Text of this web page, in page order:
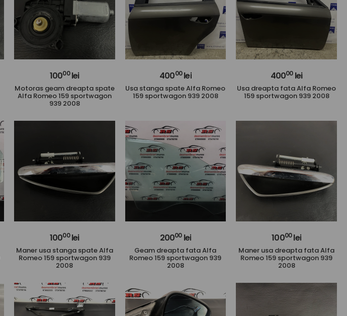
10000lei
Motoras geam dreapta spate
Alfa Romeo 159 sportwagon
939 2008
40000lei
Usa stanga spate Alfa Romeo
159 sportwagon 939 2008
40000lei
Usa dreapta fata Alfa Romeo
159 sportwagon 939 2008
10000lei
Maner usa stanga spate Alfa
Romeo 159 sportwagon 939
2008
20000lei
Geam dreapta fata Alfa
Romeo 159 sportwagon 939
2008
10000lei
Maner usa dreapta fata Alfa
Romeo 159 sportwagon 939
2008